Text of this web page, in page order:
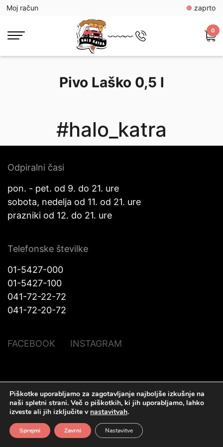
Moj račun zaprto
0
Pivo Laško 0,5 l
#halo_katra
Odpiralni časi
pon. - pet. od 9. do 21. ure
sobota, nedelja od 11. od 21. ure
prazniki od 12. do 21. ure
Telefonske številke
01-5427-000
01-5427-100
041-72-22-72
041-72-20-72
FACEBOOK INSTAGRAM
Izdelava spletnih straniPlenum IT d.o.o.
Piškotke uporabljamo za zagotavljanje najboljše izkušnje na
naši spletni strani. Več o piškotkih, ki jih uporabljamo, lahko
izveste ali jih izključite v nastavitvah.
Sprejmi Zavrni Nastavitve